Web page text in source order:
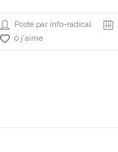
Posté par info-radical
0 j'aime